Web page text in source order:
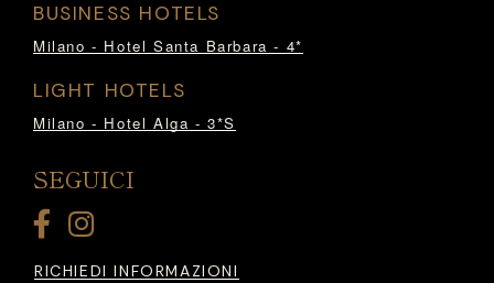
BUSINESS HOTELS
Milano - Hotel Santa Barbara - 4*
LIGHT HOTELS
Milano - Hotel Alga - 3*S
SEGUICI
RICHIEDI INFORMAZIONI